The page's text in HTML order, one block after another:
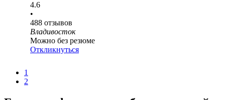
4.6
•
488 отзывов
Владивосток
Можно без резюме
Откликнуться
1
2